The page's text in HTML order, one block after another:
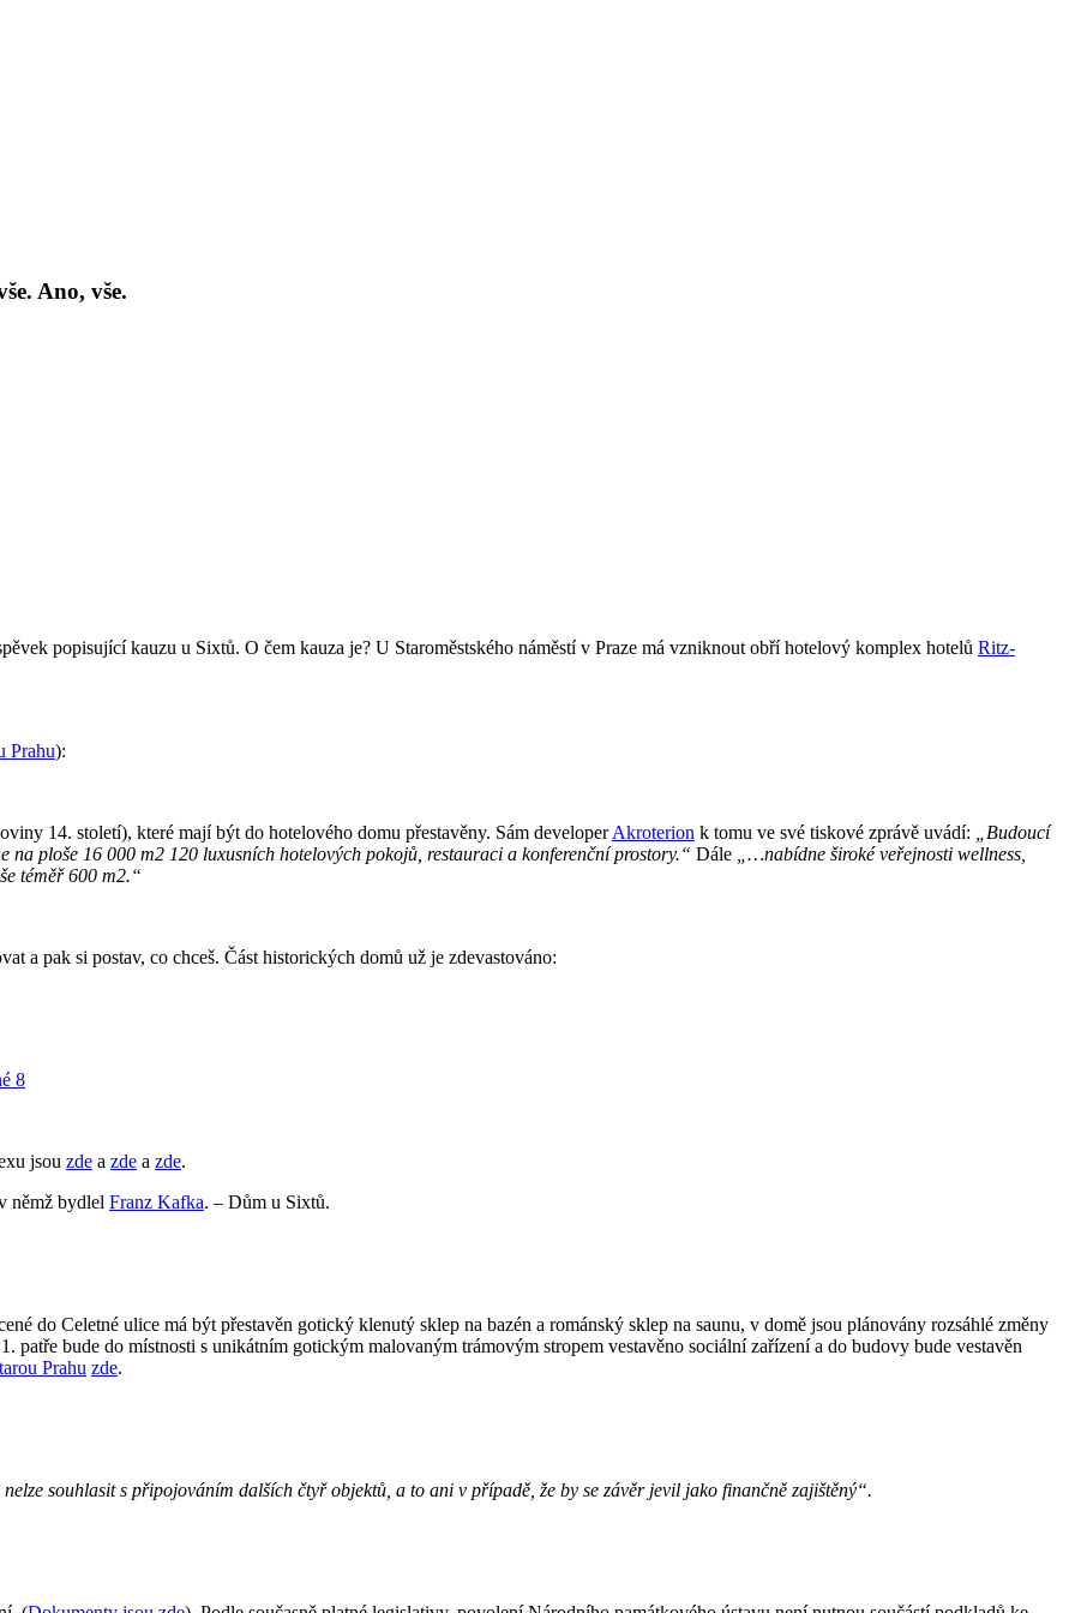
Ano, vše.
popisující kauzu u Sixtů. O čem kauza je? U Staroměstského náměstí v Praze má vzniknout obří hotelový komplex hotelů Ritz-
Prahu):
14. století), které mají být do hotelového domu přestavěny. Sám developerAkroterion k tomu ve své tiskové zprávě uvádí:
„Budoucí
ploše 16 000 m2 120 luxusních hotelových pokojů, restauraci a konferenční prostory.“ Dále
„…nabídne široké veřejnosti wellness,
téměř 600 m2.“
a pak si postav, co chceš. Část historických domů už je zdevastováno:
jsou zde a zde a zde.
němž bydlel Franz Kafka. – Dům u Sixtů.
do Celetné ulice má být přestavěn gotický klenutý sklep na bazén a románský sklep na saunu, v domě jsou plánovány rozsáhlé změny
bude do místnosti s unikátním gotickým malovaným trámovým stropem vestavěno sociální zařízení a do budovy bude vestavěn
Prahu zde.
souhlasit s připojováním dalších čtyř objektů, a to ani v případě, že by se závěr jevil jako finančně zajištěný“.